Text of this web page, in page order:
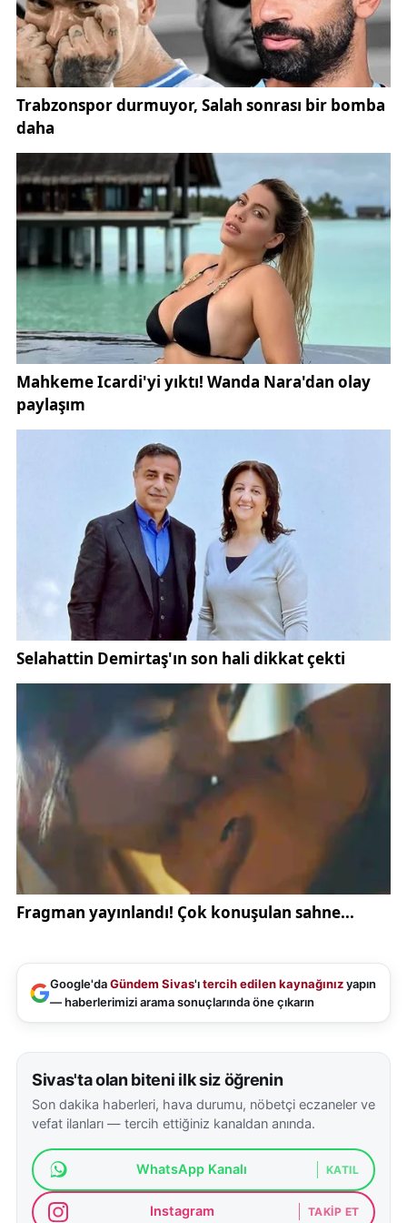
“Sivaslılar, ‘bu yolda sizinleyiz’ diyerek büyük bir
vefa örneği gösterdi. Bugün bizler, o kahramanların
torunları olarak bu tarihi mirasın sorumluluğunu
yüreğimizde taşıyoruz. Sivas’ın bir evladı olmak, bu
toprakların milli mücadeleye ev sahipliği yaptığını
bilerek yaşamak, gururla taşıyacağımız bir nişandır.”
Başkan Uzun, mesajının sonunda şu ifadelere yer
verdi:
“Bu vesileyle 4 Eylül Sivas Kongresi’nin 106. yıl
dönümünü en içten duygularımla kutluyorum. Gazi
Mustafa Kemal Atatürk başta olmak üzere, Heyet-i
Temsiliye üyelerini ve bu topraklar için canını veren
tüm şehitlerimizi ve kahraman gazilerimizi rahmetle,
minnetle anıyorum. Ruhları şâd, mekânları cennet
olsun.”
Google'daGündem Sivas'ıtercih edilen kaynağınızyapın
— haberlerimizi arama sonuçlarında öne çıkarın
Sivas'ta olan biteni ilk siz öğrenin
Son dakika haberleri, hava durumu, nöbetçi eczaneler ve
vefat ilanları — tercih ettiğiniz kanaldan anında.
WhatsApp Kanalı KATIL
Instagram TAKIP ET